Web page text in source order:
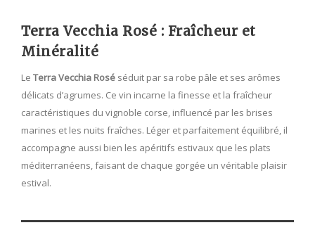
Terra Vecchia Rosé : Fraîcheur et
Minéralité
Le Terra Vecchia Rosé séduit par sa robe pâle et ses arômes
délicats d’agrumes. Ce vin incarne la finesse et la fraîcheur
caractéristiques du vignoble corse, influencé par les brises
marines et les nuits fraîches. Léger et parfaitement équilibré, il
accompagne aussi bien les apéritifs estivaux que les plats
méditerranéens, faisant de chaque gorgée un véritable plaisir
estival.